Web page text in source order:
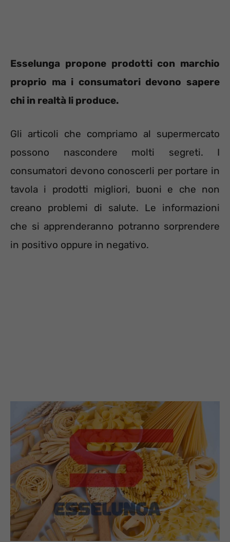
Esselunga propone prodotti con marchio
proprio ma i consumatori devono sapere
chi in realtà li produce.
Gli articoli che compriamo al supermercato
possono nascondere molti segreti. I
consumatori devono conoscerli per portare in
tavola i prodotti migliori, buoni e che non
creano problemi di salute. Le informazioni
che si apprenderanno potranno sorprendere
in positivo oppure in negativo.